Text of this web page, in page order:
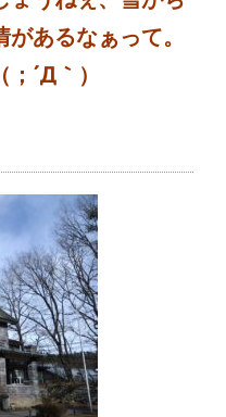
あるなぁって。
´Д｀）